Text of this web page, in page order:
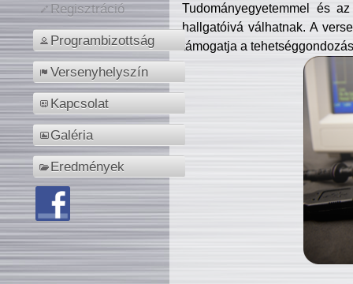
Regisztráció
Programbizottság
Versenyhelyszín
Kapcsolat
Galéria
Eredmények
Tudományegyetemmel és
hallgatóivá válhatnak. A
támogatja a